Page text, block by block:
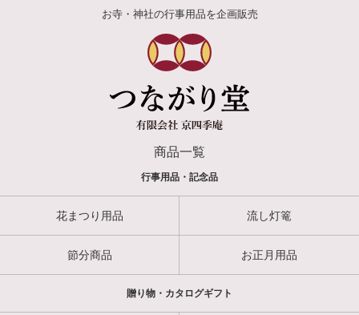
お寺・神社の行事用品を企画販売
商品一覧
行事用品・記念品
花まつり用品 流し灯篭
節分商品 お正月用品
贈り物・カタログギフト